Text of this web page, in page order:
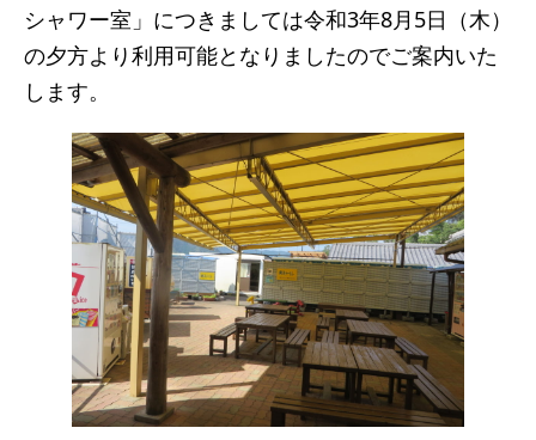
シャワー室」につきましては令和3年8月5日（木）
の夕方より利用可能となりましたのでご案内いた
します。